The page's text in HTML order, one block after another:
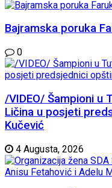
Bajramska poruka
0
/VIDEO/ Šampioni u
Ličina u posjeti
Kučević
4 Augusta, 2026